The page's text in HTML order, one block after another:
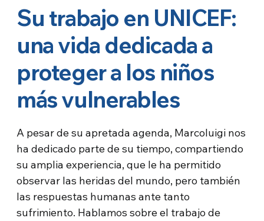
Su trabajo en UNICEF:
una vida dedicada a
proteger a los niños
más vulnerables
A pesar de su apretada agenda, Marcoluigi nos
ha dedicado parte de su tiempo, compartiendo
su amplia experiencia, que le ha permitido
observar las heridas del mundo, pero también
las respuestas humanas ante tanto
sufrimiento. Hablamos sobre el trabajo de